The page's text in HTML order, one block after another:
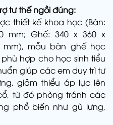
tư thế ngồi đúng:
thiết kế khoa học (Bàn:
mm; Ghế: 340 x 360 x
mm), mẫu bàn ghế học
hợp cho học sinh tiểu
giúp các em duy trì tư
giảm thiểu áp lực lên
từ đó phòng tránh các
phổ biến như gù lưng,